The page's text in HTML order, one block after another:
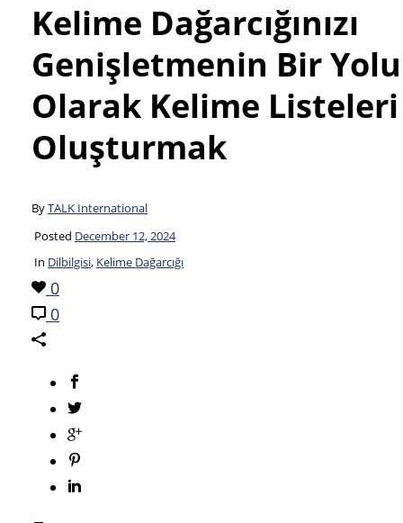
Kelime Dağarcığınızı
Genişletmenin Bir Yolu
Olarak Kelime Listeleri
Oluşturmak
ByTALK International
Posted December 12, 2024
In Dilbilgisi, Kelime Dağarcığı
0
0